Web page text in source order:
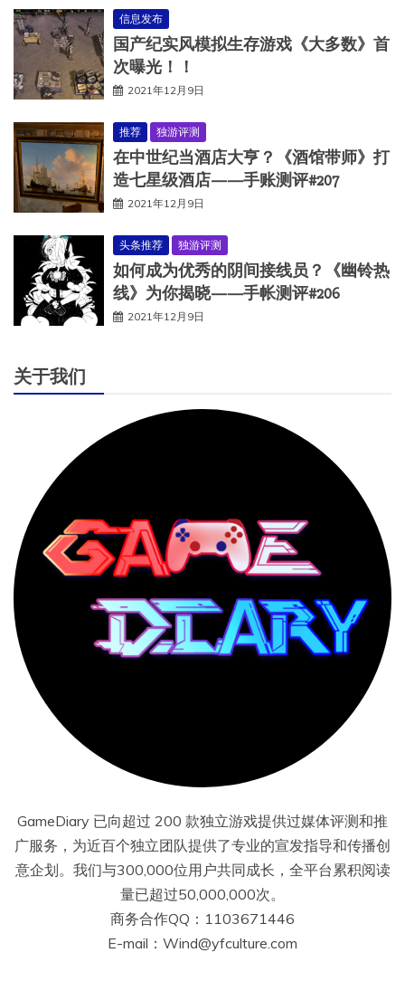
信息发布
国产纪实风模拟生存游戏《大多数》首
次曝光！！
2021年12月9日
推荐 独游评测
在中世纪当酒店大亨？《酒馆带师》打
造七星级酒店——手账测评#207
2021年12月9日
头条推荐 独游评测
如何成为优秀的阴间接线员？《幽铃热
线》为你揭晓——手帐测评#206
2021年12月9日
关于我们
GameDiary 已向超过 200 款独立游戏提供过媒体评测和推
广服务，为近百个独立团队提供了专业的宣发指导和传播创
意企划。我们与300,000位用户共同成长，全平台累积阅读
量已超过50,000,000次。
商务合作QQ：1103671446
E-mail：Wind@yfculture.com